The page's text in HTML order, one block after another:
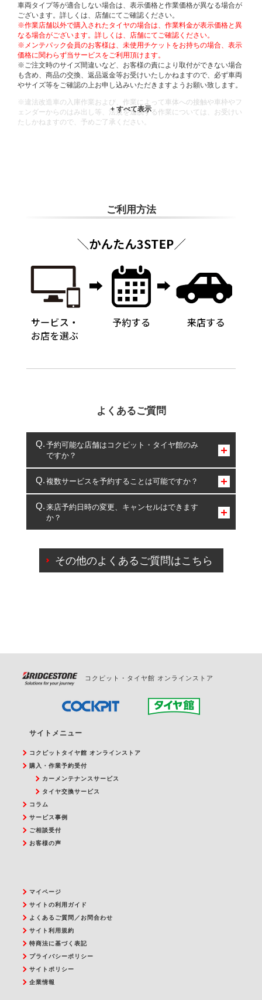
車両タイプ等が適合しない場合は、表示価格と作業価格が異なる場合が
ございます。詳しくは、店舗にてご確認ください。
※作業店舗以外で購入されたタイヤの場合は、作業料金が表示価格と異
なる場合がございます。詳しくは、店舗にてご確認ください。
※メンテパック会員のお客様は、未使用チケットをお持ちの場合、表示
価格に関わらず当サービスをご利用頂けます。
※ご注文時のサイズ間違いなど、お客様の責により取付ができない場合
も含め、商品の交換、返品返金等お受けいたしかねますので、必ず車両
やサイズ等をご確認の上お申し込みいただきますようお願い致します。
※違法改造車の入庫作業および、作業によって車体への接触や車枠やフ
ェンダーからのはみ出し等、法規を逸脱する作業については、お受けい
たしかねますので、予めご了承ください。
ご利用方法
よくあるご質問
予約可能な店舗はコクピット・タイヤ館のみ
ですか？
コクピット・タイヤ館のみとなります。
複数サービスを予約することは可能ですか？
複数サービスのご予約は可能です。
一部の商品・サービスの組み合わせに限り、同時にご予約が
出来ないものもございます。
来店予約日時の変更、キャンセルはできます
か？
ご来店予約日の3営業日前を過ぎている場合のご予約
の日時変更につきましては、直接ご予約の店舗まで
その他のよくあるご質問はこちら
コクピット・タイヤ館 オンラインストア
サイトメニュー
コクピットタイヤ館 オンラインストア
購入・作業予約受付
カーメンテナンスサービス
タイヤ交換サービス
コラム
サービス事例
ご相談受付
お客様の声
マイページ
サイトの利用ガイド
よくあるご質問／お問合わせ
サイト利用規約
特商法に基づく表記
プライバシーポリシー
サイトポリシー
企業情報